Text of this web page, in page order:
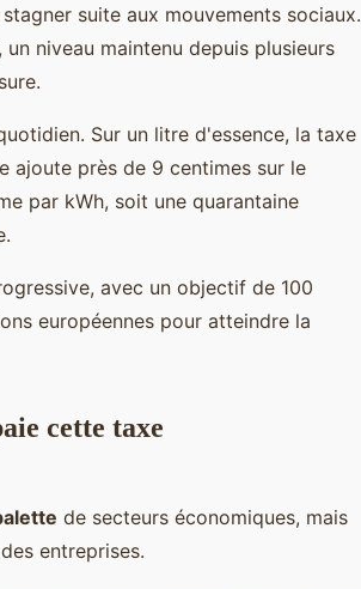
suite aux mouvements sociaux.
niveau maintenu depuis plusieurs
Sur un litre d'essence, la taxe
ajoute près de 9 centimes sur le
par kWh, soit une quarantaine
avec un objectif de 100
européennes pour atteindre la
cette taxe
de secteurs économiques, mais
entreprises.